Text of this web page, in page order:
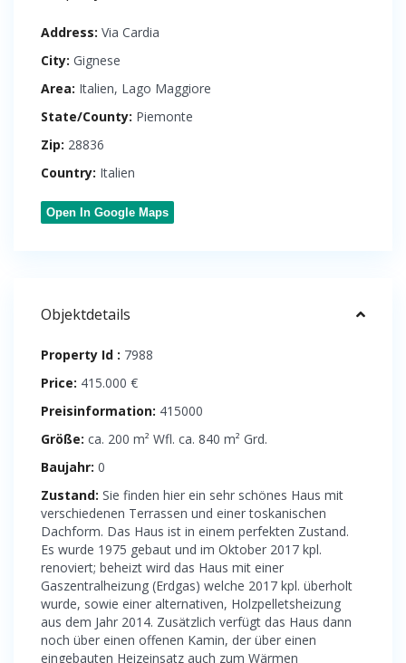
Address: Via Cardia
City: Gignese
Area: Italien, Lago Maggiore
State/County: Piemonte
Zip: 28836
Country: Italien
Open In Google Maps
Objektdetails
Property Id : 7988
Price: 415.000 €
Preisinformation: 415000
Größe: ca. 200 m² Wfl. ca. 840 m² Grd.
Baujahr: 0
Zustand: Sie finden hier ein sehr schönes Haus mit
verschiedenen Terrassen und einer toskanischen
Dachform. Das Haus ist in einem perfekten Zustand.
Es wurde 1975 gebaut und im Oktober 2017 kpl.
renoviert; beheizt wird das Haus mit einer
Gaszentralheizung (Erdgas) welche 2017 kpl. überholt
wurde, sowie einer alternativen, Holzpelletsheizung
aus dem Jahr 2014. Zusätzlich verfügt das Haus dann
noch über einen offenen Kamin, der über einen
eingebauten Heizeinsatz auch zum Wärmen